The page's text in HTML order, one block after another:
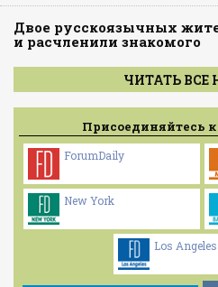
Двое русскоязычных
и расчленили знакомого
ЧИТАТЬ ВСЕ
Присоединяйтесь
ForumDaily
New York
Los Angeles